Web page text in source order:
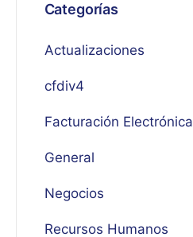
Categorías
Actualizaciones
cfdiv4
Facturación Electrónica
General
Negocios
Recursos Humanos